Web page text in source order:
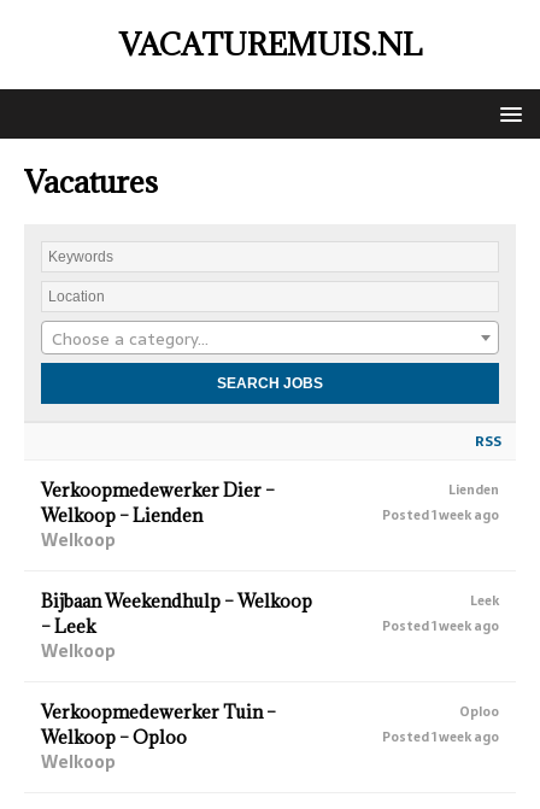
VACATUREMUIS.NL
Vacatures
Choose a category…
RSS
Verkoopmedewerker Dier –
Welkoop – Lienden
Welkoop
Lienden
Posted 1 week ago
Bijbaan Weekendhulp – Welkoop
– Leek
Welkoop
Leek
Posted 1 week ago
Verkoopmedewerker Tuin –
Welkoop – Oploo
Welkoop
Oploo
Posted 1 week ago